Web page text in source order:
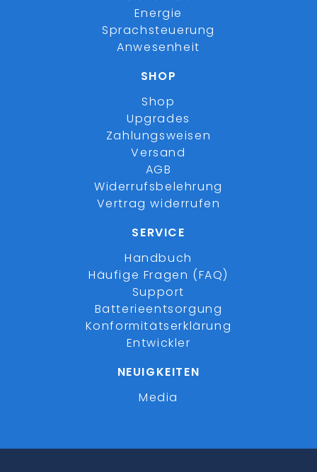
Energie
Sprachsteuerung
Anwesenheit
SHOP
Shop
Upgrades
Zahlungsweisen
Versand
AGB
Widerrufsbelehrung
Vertrag widerrufen
SERVICE
Handbuch
Häufige Fragen (FAQ)
Support
Batterieentsorgung
Konformitätserklärung
Entwickler
NEUIGKEITEN
Media